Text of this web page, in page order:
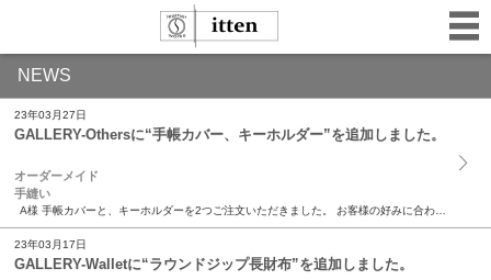
NEWS
23年03月27日
GALLERY-Othersに“手帳カバー、キーホルダー”を追加しました。
オーダーメイド
手縫い
23年03月17日
GALLERY-Walletに“ラウンドジップ長財布”を追加しました。